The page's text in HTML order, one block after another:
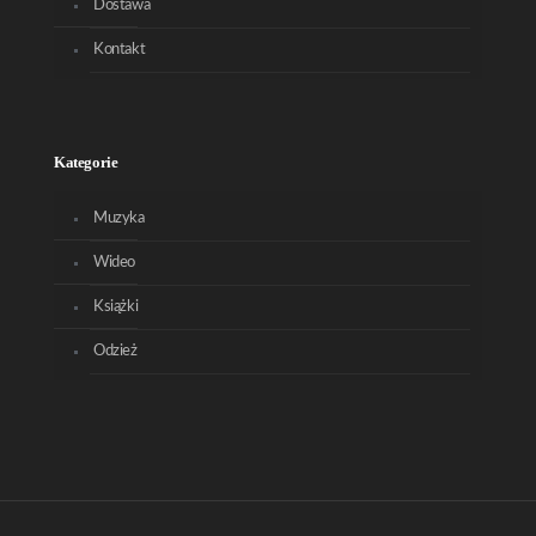
Dostawa
Kontakt
Kategorie
Muzyka
Wideo
Książki
Odzież